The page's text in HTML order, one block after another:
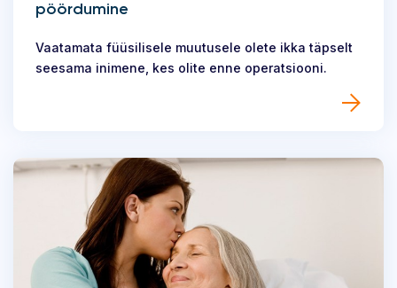
pöördumine
Vaatamata füüsilisele muutusele olete ikka täpselt
seesama inimene, kes olite enne operatsiooni.